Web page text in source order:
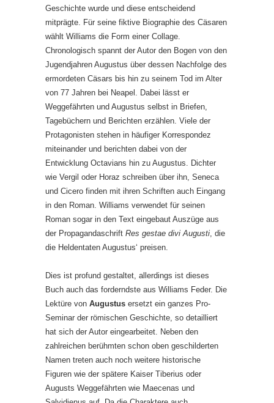
Geschichte wurde und diese entscheidend
mitprägte. Für seine fiktive Biographie des Cäsaren
wählt Williams die Form einer Collage.
Chronologisch spannt der Autor den Bogen von den
Jugendjahren Augustus über dessen Nachfolge des
ermordeten Cäsars bis hin zu seinem Tod im Alter
von 77 Jahren bei Neapel. Dabei lässt er
Weggefährten und Augustus selbst in Briefen,
Tagebüchern und Berichten erzählen. Viele der
Protagonisten stehen in häufiger Korrespondez
miteinander und berichten dabei von der
Entwicklung Octavians hin zu Augustus. Dichter
wie Vergil oder Horaz schreiben über ihn, Seneca
und Cicero finden mit ihren Schriften auch Eingang
in den Roman. Williams verwendet für seinen
Roman sogar in den Text eingebaut Auszüge aus
der Propagandaschrift Res gestae divi Augusti, die
die Heldentaten Augustus‘ preisen.
Dies ist profund gestaltet, allerdings ist dieses
Buch auch das forderndste aus Williams Feder. Die
Lektüre von Augustus ersetzt ein ganzes Pro-
Seminar der römischen Geschichte, so detailliert
hat sich der Autor eingearbeitet. Neben den
zahlreichen berühmten schon oben geschilderten
Namen treten auch noch weitere historische
Figuren wie der spätere Kaiser Tiberius oder
Augusts Weggefährten wie Maecenas und